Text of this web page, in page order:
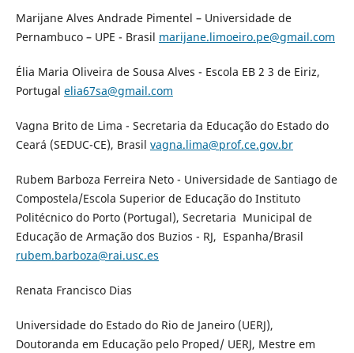
Marijane Alves Andrade Pimentel – Universidade de
Pernambuco – UPE - Brasil marijane.limoeiro.pe@gmail.com
Élia Maria Oliveira de Sousa Alves - Escola EB 2 3 de Eiriz,
Portugal elia67sa@gmail.com
Vagna Brito de Lima - Secretaria da Educação do Estado do
Ceará (SEDUC-CE), Brasil vagna.lima@prof.ce.gov.br
Rubem Barboza Ferreira Neto - Universidade de Santiago de
Compostela/Escola Superior de Educação do Instituto
Politécnico do Porto (Portugal), Secretaria Municipal de
Educação de Armação dos Buzios - RJ, Espanha/Brasil
rubem.barboza@rai.usc.es
Renata Francisco Dias
Universidade do Estado do Rio de Janeiro (UERJ),
Doutoranda em Educação pelo Proped/ UERJ, Mestre em